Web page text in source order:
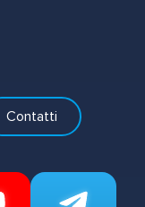
Contatti